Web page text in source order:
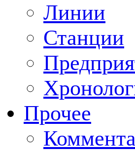
Линии
Станции
Прочее